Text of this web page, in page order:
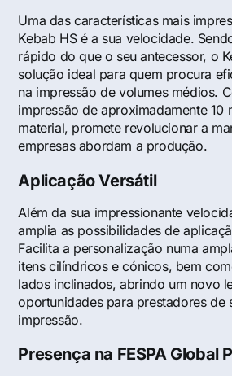
Uma das características mais
Kebab HS é a sua velocidade.
rápido do que o seu antecessor, o
solução ideal para quem procura
na impressão de volumes médios.
impressão de aproximadamente 10
material, promete revolucionar a
empresas abordam a produção.
Aplicação Versátil
Além da sua impressionante
amplia as possibilidades de
Facilita a personalização numa
itens cilíndricos e cónicos, bem
lados inclinados, abrindo um novo
oportunidades para prestadores de
impressão.
Presença na FESPA Global